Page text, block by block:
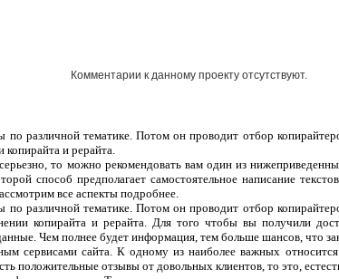
Комментарии к данному проекту отсутствуют.
различной тематике. Потом он проводит отбор
копирайта и рерайта.
то можно рекомендовать вам один из
способ предполагает самостоятельное написание
все аспекты подробнее.
различной тематике. Потом он проводит отбор
копирайта и рерайта. Для того чтобы вы получили
Чем полнее будет информация, тем больше шансов, что
сервисами сайта. К одному из наиболее важных
положительные отзывы от довольных клиентов, то это,